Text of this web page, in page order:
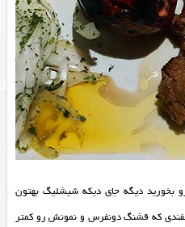
بخورید دیگه جای دیکه شیشلیگ بهتون
گرم راسته گوسفندی که قشنگ دونفرس و نمونش رو کمتر